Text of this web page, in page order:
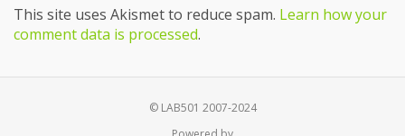
This site uses Akismet to reduce spam. Learn how your
comment data is processed.
© LAB501 2007-2024